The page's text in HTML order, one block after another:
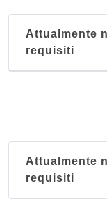
Attualmente
requisiti
Attualmente
requisiti